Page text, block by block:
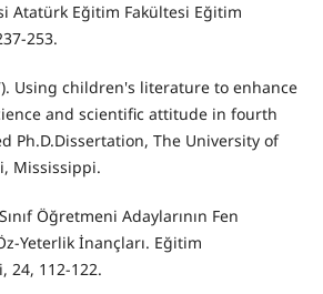
Atatürk Eğitim Fakültesi Eğitim
253.
Using children's literature to enhance
and scientific attitude in fourth
Ph.D.Dissertation, The University of
Mississippi.
Öğretmeni Adaylarının Fen
Yeterlik İnançları. Eğitim
24, 112-122.